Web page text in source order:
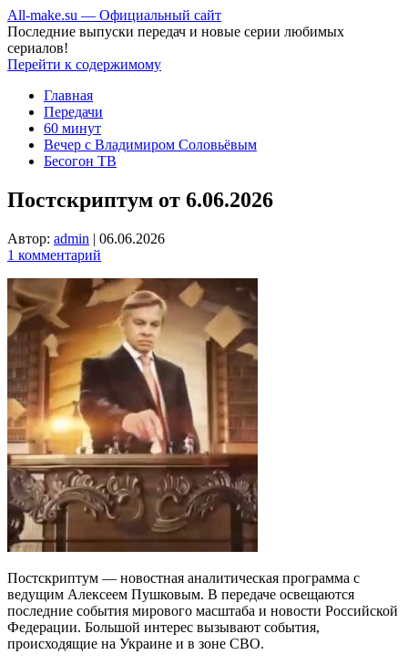
All-make.su — Официальный сайт
Последние выпуски передач и новые серии любимых
сериалов!
Перейти к содержимому
Главная
Передачи
60 минут
Вечер с Владимиром Соловьёвым
Бесогон ТВ
Постскриптум от 6.06.2026
Автор: admin | 06.06.2026
1 комментарий
Постскриптум — новостная аналитическая программа с
ведущим Алексеем Пушковым. В передаче освещаются
последние события мирового масштаба и новости Российской
Федерации. Большой интерес вызывают события,
происходящие на Украине и в зоне СВО.